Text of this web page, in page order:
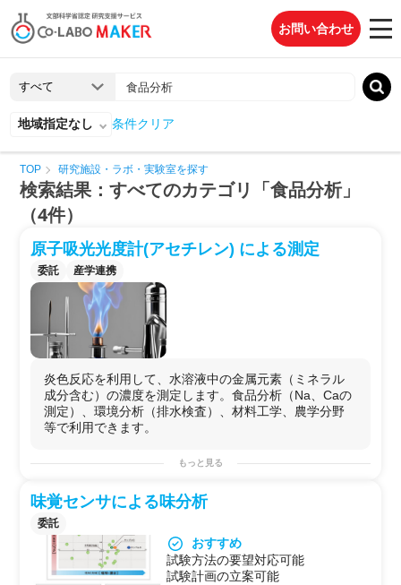
お問い合わせ
地域指定なし 条件クリア
TOP 研究施設・ラボ・実験室を探す
検索結果：すべてのカテゴリ「食品分析」
（4件）
原子吸光光度計(アセチレン) による測定
委託 産学連携
炎色反応を利用して、水溶液中の金属元素（ミネラル
成分含む）の濃度を測定します。食品分析（Na、Caの
測定）、環境分析（排水検査）、材料工学、農学分野
等で利用できます。
もっと見る
味覚センサによる味分析
委託
おすすめ
試験方法の要望対応可能
試験計画の立案可能